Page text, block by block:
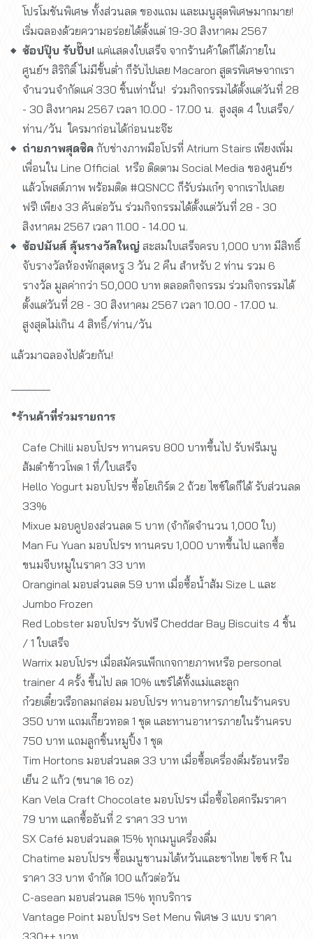
โปรโมชันพิเศษ ทั้งส่วนลด ของแถม และเมนูสุดพิเศษมากมาย!
เริ่มฉลองด้วยความอร่อยได้ตั้งแต่ 19-30 สิงหาคม 2567
ช้อปปุ๊บ รับปั๊บ! แค่แสดงใบเสร็จ จากร้านค้าใดก็ได้ภายใน
ศูนย์ฯ สิริกิติ์ ไม่มีขั้นต่ำ ก็รับไปเลย Macaron สูตรพิเศษจากเรา
จำนวนจำกัดแค่ 330 ชิ้นเท่านั้น! ร่วมกิจกรรมได้ตั้งแต่วันที่ 28
- 30 สิงหาคม 2567 เวลา 10.00 - 17.00 น. สูงสุด 4 ใบเสร็จ/
ท่าน/วัน ใครมาก่อนได้ก่อนนะจ๊ะ
ถ่ายภาพสุดชิค กับช่างภาพมือโปรที่ Atrium Stairs เพียงเพิ่ม
เพื่อนใน Line Official หรือ ติดตาม Social Media ของศูนย์ฯ
แล้วโพสต์ภาพ พร้อมติด #QSNCC ก็รับร่มเก๋ๆ จากเราไปเลย
ฟรี! เพียง 33 คันต่อวัน ร่วมกิจกรรมได้ตั้งแต่วันที่ 28 - 30
สิงหาคม 2567 เวลา 11.00 - 14.00 น.
ช้อปมันส์ ลุ้นรางวัลใหญ่ สะสมใบเสร็จครบ 1,000 บาท มีสิทธิ์
จับรางวัลห้องพักสุดหรู 3 วัน 2 คืน สำหรับ 2 ท่าน รวม 6
รางวัล มูลค่ากว่า 50,000 บาท ตลอดกิจกรรม ร่วมกิจกรรมได้
ตั้งแต่วันที่ 28 - 30 สิงหาคม 2567 เวลา 10.00 - 17.00 น.
สูงสุดไม่เกิน 4 สิทธิ์/ท่าน/วัน
แล้วมาฉลองไปด้วยกัน!
*ร้านค้าที่ร่วมรายการ
Cafe Chilli มอบโปรฯ ทานครบ 800 บาทขึ้นไป รับฟรีเมนู
ส้มตำข้าวโพด 1 ที่/ใบเสร็จ
Hello Yogurt มอบโปรฯ ซื้อโยเกิร์ต 2 ถ้วย ไซซ์ใดก็ได้ รับส่วนลด
33%
Mixue มอบคูปองส่วนลด 5 บาท (จำกัดจำนวน 1,000 ใบ)
Man Fu Yuan มอบโปรฯ ทานครบ 1,000 บาทขึ้นไป แลกซื้อ
ขนมจีบหมูในราคา 33 บาท
Oranginal มอบส่วนลด 59 บาท เมื่อซื้อน้ำส้ม Size L และ
Jumbo Frozen
Red Lobster มอบโปรฯ รับฟรี Cheddar Bay Biscuits 4 ชิ้น
/ 1 ใบเสร็จ
Warrix มอบโปรฯ เมื่อสมัครแพ็กเกจกายภาพหรือ personal
trainer 4 ครั้ง ขึ้นไป ลด 10% แชร์ได้ทั้งแม่และลูก
ก๋วยเตี๋ยวเรือกลมกล่อม มอบโปรฯ ทานอาหารภายในร้านครบ
350 บาท แถมเกี๊ยวทอด 1 ชุด และทานอาหารภายในร้านครบ
750 บาท แถมลูกชิ้นหมูปิ้ง 1 ชุด
Tim Hortons มอบส่วนลด 33 บาท เมื่อซื้อเครื่องดื่มร้อนหรือ
เย็น 2 แก้ว (ขนาด 16 oz)
Kan Vela Craft Chocolate มอบโปรฯ เมื่อซื้อไอศกรีมราคา
79 บาท แลกซื้ออันที่ 2 ราคา 33 บาท
SX Café มอบส่วนลด 15% ทุกเมนูเครื่องดื่ม
Chatime มอบโปรฯ ซื้อเมนูชานมไต้หวันและชาไทย ไซซ์ R ใน
ราคา 33 บาท จำกัด 100 แก้วต่อวัน
C-asean มอบส่วนลด 15% ทุกบริการ
Vantage Point มอบโปรฯ Set Menu พิเศษ 3 แบบ ราคา
330++ บาท